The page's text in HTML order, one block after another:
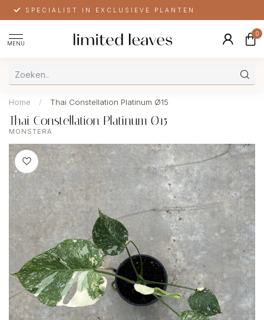
SPECIALIST IN EXCLUSIEVE PLANTEN
MENU
0
Home / Thai Constellation Platinum Ø15
Thai Constellation Platinum Ø15
MONSTERA